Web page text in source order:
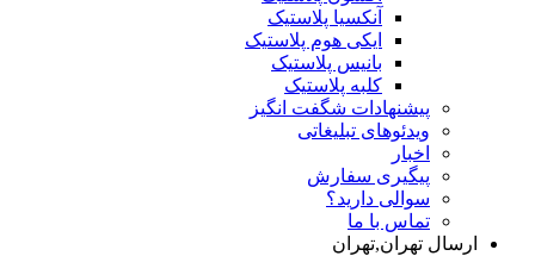
آنکسیا پلاستیک
ایکی هوم پلاستیک
بانیس پلاستیک
کلبه پلاستیک
پیشنهادات شگفت انگیز
ویدئوهای تبلیغاتی
اخبار
پیگیری سفارش
سوالی دارید؟
تماس با ما
ارسال تهران,تهران